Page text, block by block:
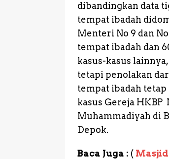
dibandingkan data
tempat ibadah
Menteri No 9 dan
tempat ibadah dan
kasus-kasus
tetapi penolakan
tempat ibadah
kasus Gereja
Muhammadiyah di
Depok.
Baca Juga : (